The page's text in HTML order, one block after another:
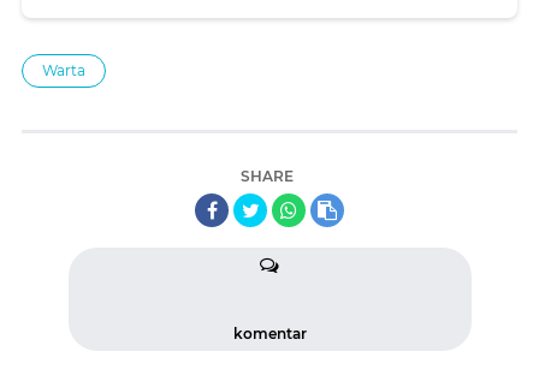
Warta
SHARE
komentar